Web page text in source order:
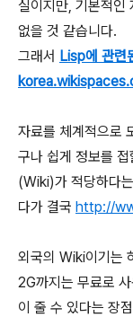
실이지만, 기본적인
없을 것 같습니다.
그래서 Lisp에 관련
자료를 체계적으로
구나 쉽게 정보를
(Wiki)가 적당하다
다가 결국 http://
외국의 Wiki이기는
2G까지는 무료로
이 줄 수 있다는 장